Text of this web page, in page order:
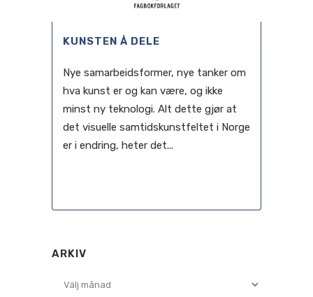
KUNSTEN Å DELE
Nye samarbeidsformer, nye tanker om
hva kunst er og kan være, og ikke
minst ny teknologi. Alt dette gjør at
det visuelle samtidskunstfeltet i Norge
er i endring, heter det...
ARKIV
Arkiv